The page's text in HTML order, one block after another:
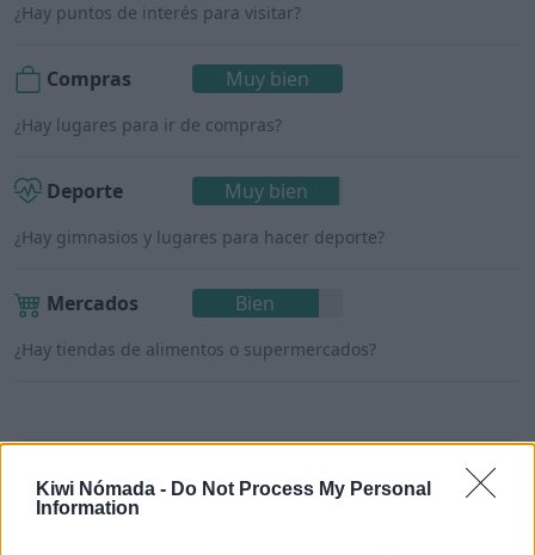
Kiwi Nómada - Do Not Process My Personal
Information
¿Hay puntos de interés para visitar?
Compras Muy bien
¿Hay lugares para ir de compras?
Deporte Muy bien
¿Hay gimnasios y lugares para hacer deporte?
Mercados Bien
¿Hay tiendas de alimentos o supermercados?
Klaipėda para nómadas
digitales